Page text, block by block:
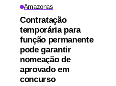
Amazonas
Contratação
temporária para
função permanente
pode garantir
nomeação de
aprovado em
concurso